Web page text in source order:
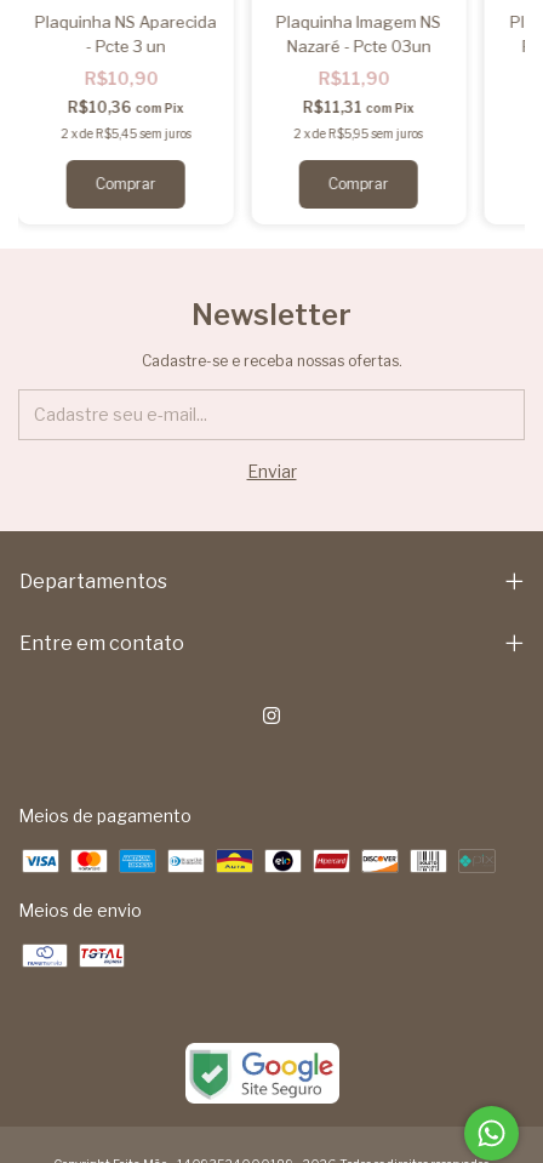
Plaquinha NS Aparecida
- Pcte 3 un
R$10,90
R$10,36 com Pix
2 xdeR$5,45sem juros
Plaquinha Imagem NS
Nazaré - Pcte 03un
R$11,90
R$11,31com Pix
2 xdeR$5,95 sem juros
Newsletter
Cadastre-se e receba nossas ofertas.
Departamentos
Entre em contato
Meios de pagamento
Meios de envio